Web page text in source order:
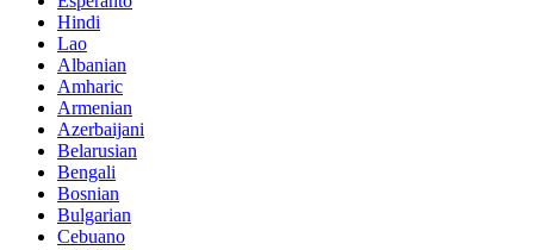
Hindi
Lao
Albanian
Amharic
Armenian
Azerbaijani
Belarusian
Bengali
Bosnian
Bulgarian
Cebuano